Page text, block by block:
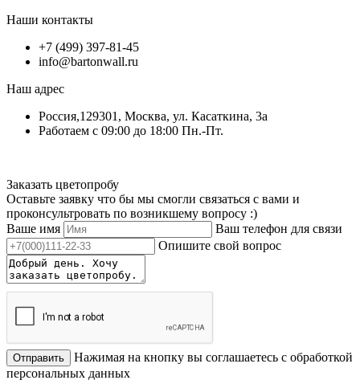
Наши контакты
+7 (499) 397-81-45
info@bartonwall.ru
Наш адрес
Россия,129301, Москва, ул. Касаткина, 3а
Работаем с 09:00 до 18:00 Пн.-Пт.
Заказать цветопробу
Оставьте заявку что бы мы смогли связаться с вами и
проконсультровать по возникшему вопросу :)
Ваше имя
Ваш телефон для связи
Опишите свой вопрос
Отправить
Нажимая на кнопку вы соглашаетесь с обработкой
персональных данных